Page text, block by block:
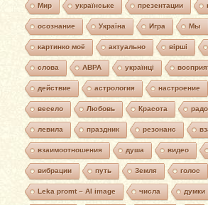
Мир українське презентации
осознание Україна Игра Мы
картинко моё актуально вірші
слова АВРА українці
действие астрология настроение
весело Любовь Красота
левила праздник резонанс
взаимоотношения душа видео
вибрации путь Земля голос
Leka promt – AI image числа думки